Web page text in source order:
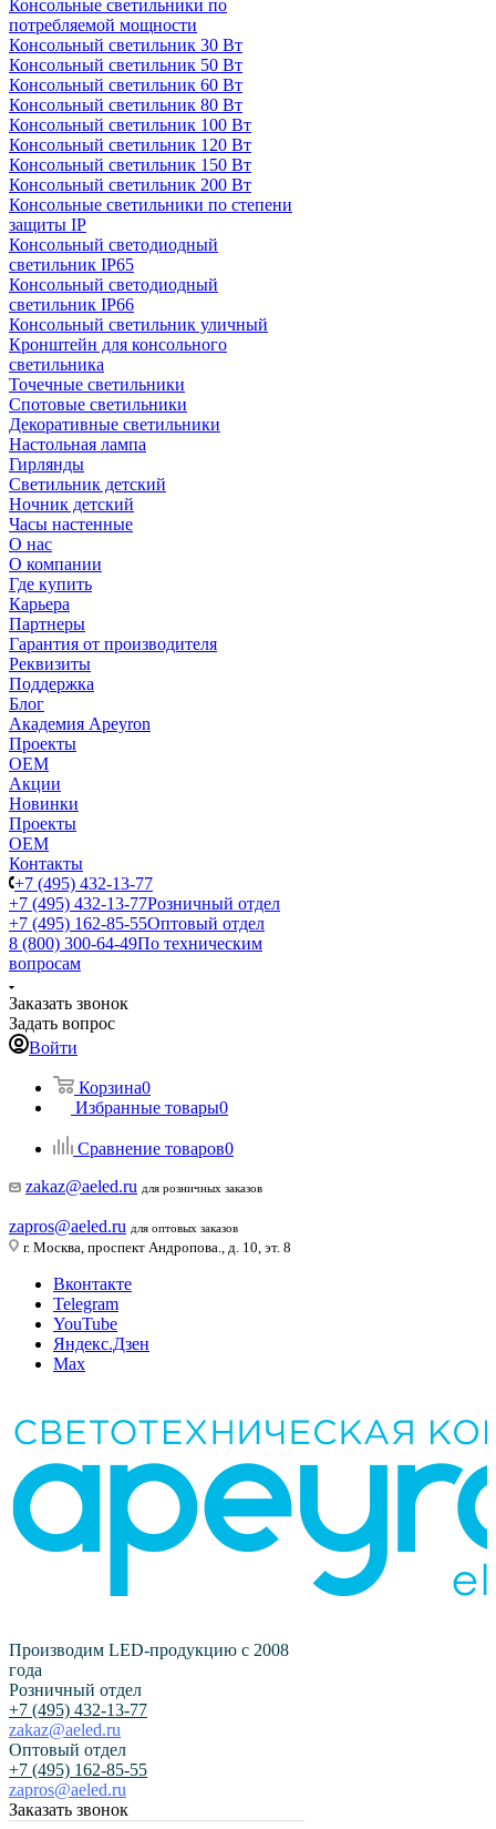
Консольные светильники по
потребляемой мощности
Консольный светильник 30 Вт
Консольный светильник 50 Вт
Консольный светильник 60 Вт
Консольный светильник 80 Вт
Консольный светильник 100 Вт
Консольный светильник 120 Вт
Консольный светильник 150 Вт
Консольный светильник 200 Вт
Консольные светильники по степени
защиты IP
Консольный светодиодный
светильник IP65
Консольный светодиодный
светильник IP66
Консольный светильник уличный
Кронштейн для консольного
светильника
Точечные светильники
Спотовые светильники
Декоративные светильники
Настольная лампа
Гирлянды
Светильник детский
Ночник детский
Часы настенные
О нас
О компании
Где купить
Карьера
Партнеры
Гарантия от производителя
Реквизиты
Поддержка
Блог
Академия Apeyron
Проекты
ОЕМ
Акции
Новинки
Проекты
ОЕМ
Контакты
+7 (495) 432-13-77
+7 (495) 432-13-77Розничный отдел
+7 (495) 162-85-55Оптовый отдел
8 (800) 300-64-49По техническим
вопросам
Заказать звонок
Задать вопрос
Войти
Корзина0
Избранные товары0
Сравнение товаров0
zakaz@aeled.ru для розничных заказов
zapros@aeled.ru для оптовых заказов
г. Москва, проспект Андропова., д. 10, эт. 8
Вконтакте
Telegram
YouTube
Яндекс.Дзен
Max
Производим LED-продукцию с 2008
года
Розничный отдел
+7 (495) 432-13-77
zakaz@aeled.ru
Оптовый отдел
+7 (495) 162-85-55
zapros@aeled.ru
Заказать звонок